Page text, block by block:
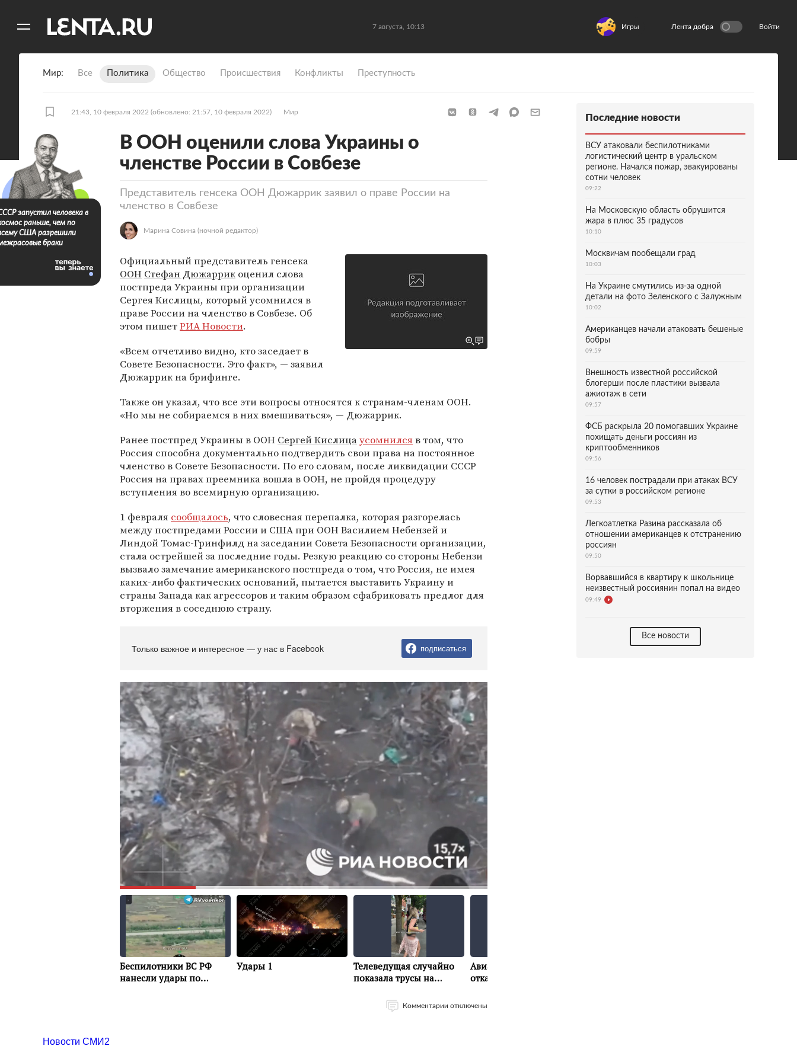
7 августа, 10:13 Игры Лента добра Войти
Мир Все Политика Общество Происшествия Конфликты Преступность
21:43, 10 февраля 2022 (обновлено: 21:57, 10 февраля 2022) Мир
В ООН оценили слова Украины о
членстве России в Совбезе
Представитель генсека ООН Дюжаррик заявил о праве России на
членство в Совбезе
Марина Совина (ночной редактор)
Официальный представитель генсека
ООН Стефан Дюжаррик оценил слова
постпреда Украины при организации
Сергея Кислицы, который усомнился в
праве России на членство в Совбезе. Об
этом пишетРИА Новости.
«Всем отчетливо видно, кто заседает в
Совете Безопасности. Это факт», — заявил
Дюжаррик на брифинге.
Также он указал, что все эти вопросы относятся к странам-членам ООН.
«Но мы не собираемся в них вмешиваться», — Дюжаррик.
Ранее постпред Украины в ООН Сергей Кислицаусомнилсяв том, что
Россия способна документально подтвердить свои права на постоянное
членство в Совете Безопасности. По его словам, после ликвидации СССР
Россия на правах преемника вошла в ООН, не пройдя процедуру
вступления во всемирную организацию.
1 февраля сообщалось, что словесная перепалка, которая разгорелась
между постпредами России и США при ООН Василием Небензей и
Линдой Томас-Гринфилд на заседании Совета Безопасности организации,
стала острейшей за последние годы. Резкую реакцию со стороны Небензи
вызвало замечание американского постпреда о том, что Россия, не имея
каких-либо фактических оснований, пытается выставить Украину и
страны Запада как агрессоров и таким образом сфабриковать предлог для
вторжения в соседнюю страну.
Только важное и интересное — у нас в Facebook подписаться
Комментарии отключены
запустил человека в
раньше, чем по
США разрешили
браки
Последние новости
ВСУ атаковали беспилотниками
логистический центр в уральском
регионе. Начался пожар, эвакуированы
сотни человек
09:22
На Московскую область обрушится
жара в плюс 35 градусов
10:10
Москвичам пообещали град
10:03
На Украине смутились из-за одной
детали на фото Зеленского с Залужным
10:02
Американцев начали атаковать бешеные
бобры
09:59
Внешность известной российской
блогерши после пластики вызвала
ажиотаж в сети
09:57
ФСБ раскрыла 20 помогавших Украине
похищать деньги россиян из
криптообменников
09:56
16 человек пострадали при атаках ВСУ
за сутки в российском регионе
09:53
Легкоатлетка Разина рассказала об
отношении американцев к отстранению
россиян
09:50
Ворвавшийся в квартиру к школьнице
неизвестный россиянин попал на видео
09:49
Все новости
Новости СМИ2